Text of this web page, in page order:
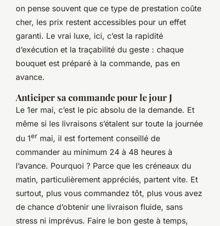
on pense souvent que ce type de prestation coûte
cher, les prix restent accessibles pour un effet
garanti. Le vrai luxe, ici, c’est la rapidité
d’exécution et la traçabilité du geste : chaque
bouquet est préparé à la commande, pas en
avance.
Anticiper sa commande pour le jour J
Le 1er mai, c’est le pic absolu de la demande. Et
même si les livraisons s’étalent sur toute la journée
du 1er mai, il est fortement conseillé de
commander au minimum 24 à 48 heures à
l’avance. Pourquoi ? Parce que les créneaux du
matin, particulièrement appréciés, partent vite. Et
surtout, plus vous commandez tôt, plus vous avez
de chance d’obtenir une livraison fluide, sans
stress ni imprévus. Faire le bon geste à temps,